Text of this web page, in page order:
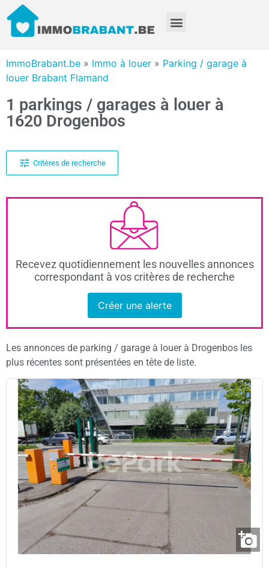
ImmoBrabant.be » Immo à louer » Parking / garage à
louer Brabant Flamand
1 parkings / garages à louer à
1620 Drogenbos
Critères de recherche
Recevez quotidiennement les nouvelles annonces
correspondant à vos critères de recherche
Créer une alerte
Les annonces de parking / garage à louer à Drogenbos les
plus récentes sont présentées en tête de liste.